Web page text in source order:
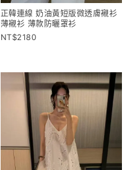
正韓連線 奶油黃短版微透膚襯衫
薄襯衫 薄款防曬罩衫
2180